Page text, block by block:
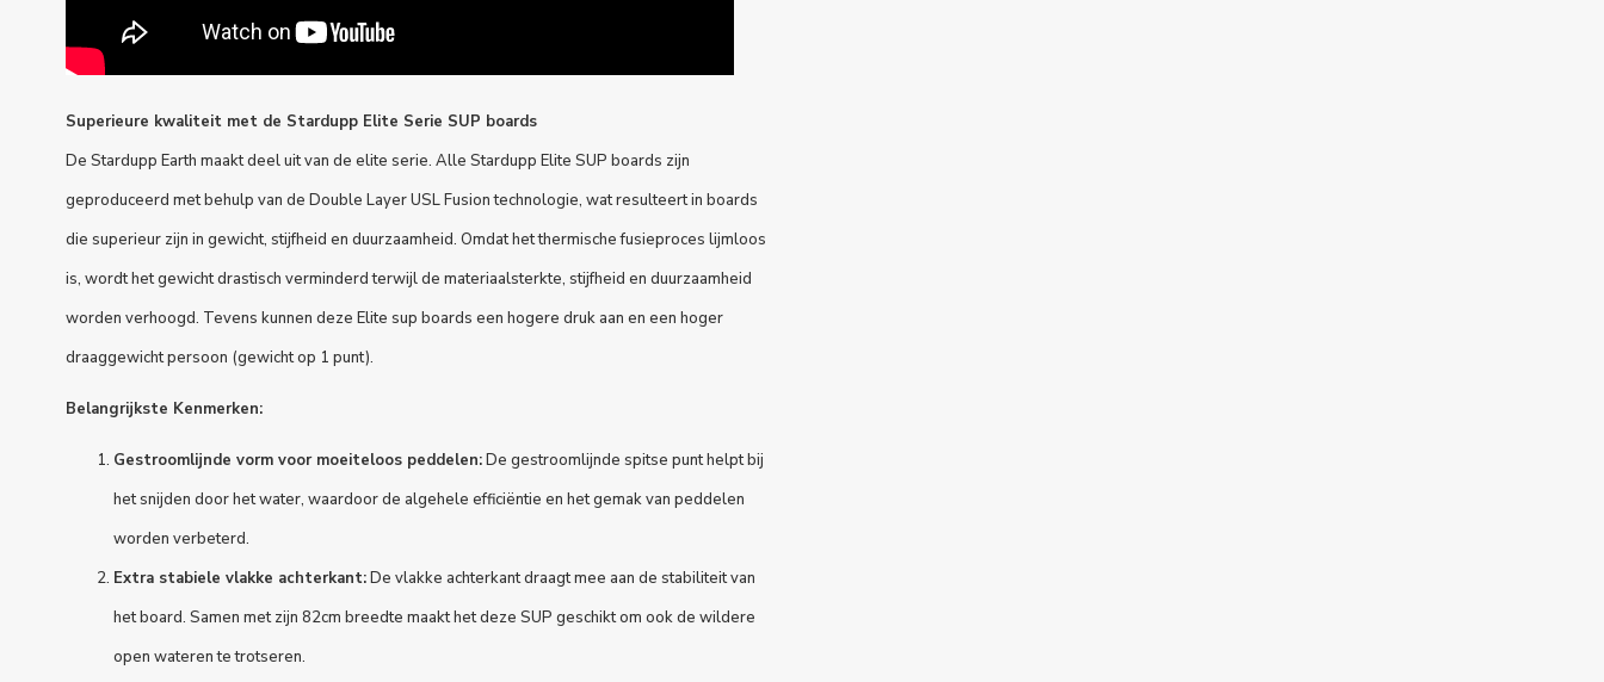
Superieure kwaliteit met de Stardupp Elite Serie SUP boards
De Stardupp Earth maakt deel uit van de elite serie. Alle Stardupp Elite SUP boards zijn
geproduceerd met behulp van de Double Layer USL Fusion technologie, wat resulteert in boards
die superieur zijn in gewicht, stijfheid en duurzaamheid. Omdat het thermische fusieproces lijmloos
is, wordt het gewicht drastisch verminderd terwijl de materiaalsterkte, stijfheid en duurzaamheid
worden verhoogd. Tevens kunnen deze Elite sup boards een hogere druk aan en een hoger
draaggewicht persoon (gewicht op 1 punt).
Belangrijkste Kenmerken:
Gestroomlijnde vorm voor moeiteloos peddelen:De gestroomlijnde spitse punt helpt bij
het snijden door het water, waardoor de algehele efficiëntie en het gemak van peddelen
worden verbeterd.
Extra stabiele vlakke achterkant:De vlakke achterkant draagt mee aan de stabiliteit van
het board. Samen met zijn 82cm breedte maakt het deze SUP geschikt om ook de wildere
open wateren te trotseren.